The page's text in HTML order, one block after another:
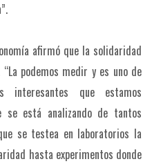
afirmó que la solidaridad
podemos medir y es uno de
interesantes que estamos
se está analizando de tantos
se testea en laboratorios la
hasta experimentos donde